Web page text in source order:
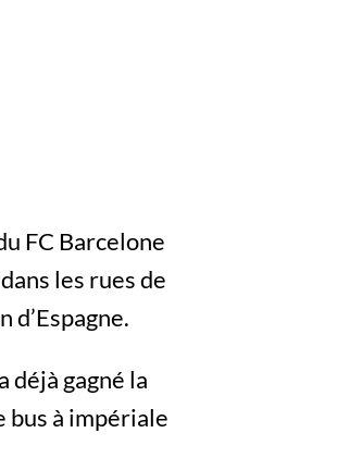
FC Barcelone
les rues de
déjà gagné la
bus à impériale